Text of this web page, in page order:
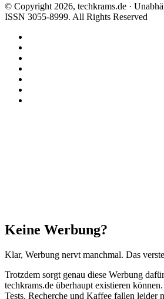
© Copyright 2026, techkrams.de ·
ISSN 3055-8999. All Rights Reserved
Schließen
Keine Werbung?
Klar, Werbung nervt manchmal. Das
Trotzdem sorgt genau diese Werbung
techkrams.de überhaupt existieren
Tests, Recherche und Kaffee fallen leider